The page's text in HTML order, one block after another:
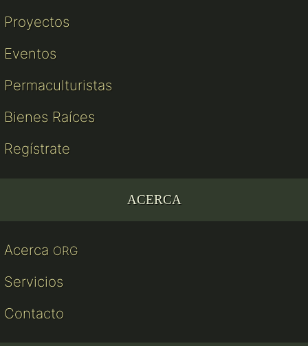
Proyectos
Eventos
Permaculturistas
Bienes Raíces
Regístrate
ACERCA
Acerca ORG
Servicios
Contacto